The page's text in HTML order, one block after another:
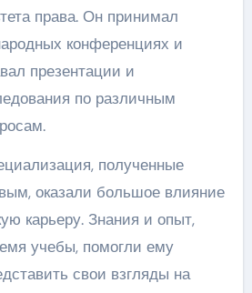
права. Он принимал
конференциях и
презентации и
по различным
полученные
оказали большое влияние
карьеру. Знания и опыт,
учебы, помогли ему
свои взгляды на